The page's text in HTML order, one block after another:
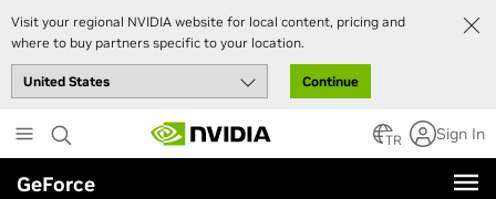
Visit your regional NVIDIA website for local content, pricing and
where to buy partners specific to your location.
Continue
to
main
content
TR Sign In
GeForce